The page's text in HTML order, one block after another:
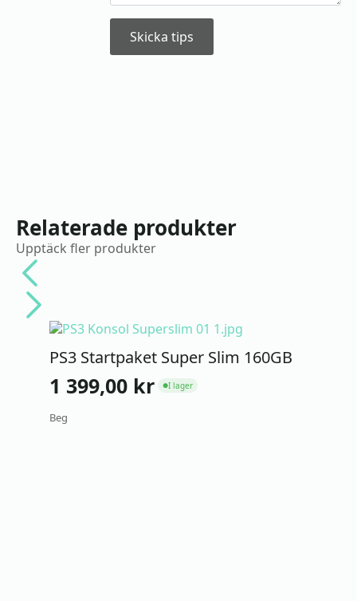
Skicka tips
Relaterade produkter
Upptäck fler produkter
PS3 Startpaket Super Slim 160GB
1 399,00 kr ●I lager
Beg